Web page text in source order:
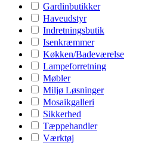
Gardinbutikker
Haveudstyr
Indretningsbutik
Isenkræmmer
Køkken/Badeværelse
Lampeforretning
Møbler
Miljø Løsninger
Mosaikgalleri
Sikkerhed
Tæppehandler
Værktøj